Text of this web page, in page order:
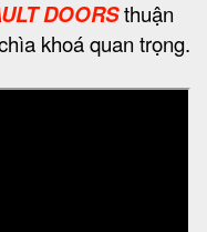
DOORSthuận
khoá quan trọng.